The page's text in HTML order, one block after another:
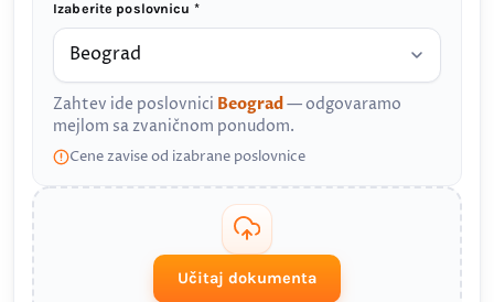
Izaberite poslovnicu *
Zahtev ide poslovnici Beograd— odgovaramo
mejlom sa zvaničnom ponudom.
Cene zavise od izabrane poslovnice
Učitaj dokumenta